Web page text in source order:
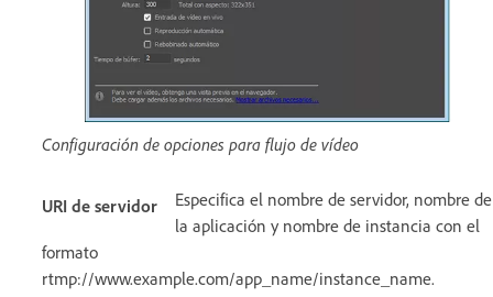
Configuración de opciones para flujo de vídeo
URI de servidor
Especifica el nombre de servidor, nombre de
la aplicación y nombre de instancia con el
formato
rtmp://www.example.com/app_name/instance_name.